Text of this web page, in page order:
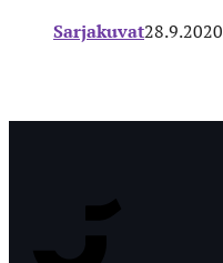
Sarjakuvat28.9.2020